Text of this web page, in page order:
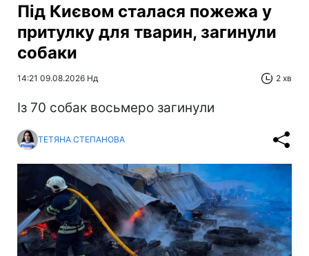
Під Києвом сталася пожежа у
притулку для тварин, загинули
собаки
14:21 09.08.2026 Нд 2 хв
Із 70 собак восьмеро загинули
ТЕТЯНА СТЕПАНОВА